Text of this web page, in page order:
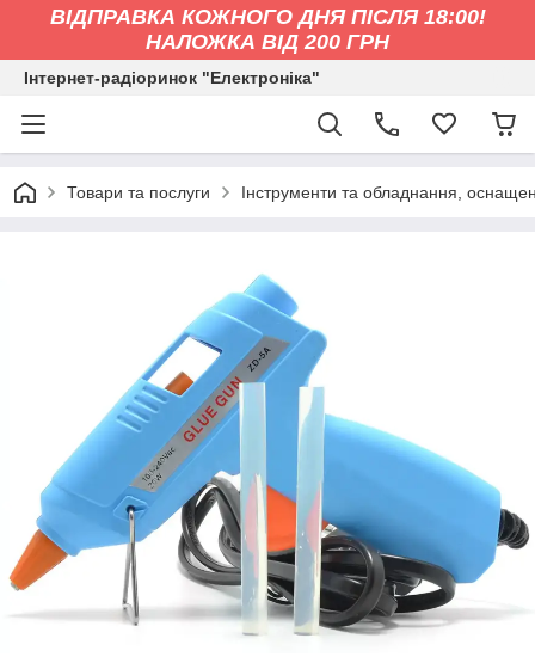
ВІДПРАВКА КОЖНОГО ДНЯ ПІСЛЯ 18:00!
НАЛОЖКА ВІД 200 ГРН
Інтернет-радіоринок "Електроніка"
Товари та послуги Інструменти та обладнання,